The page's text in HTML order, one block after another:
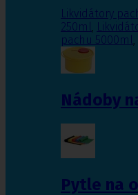
Likvidátory
250ml,
pachu 5000ml,
Nádoby
Pytle na